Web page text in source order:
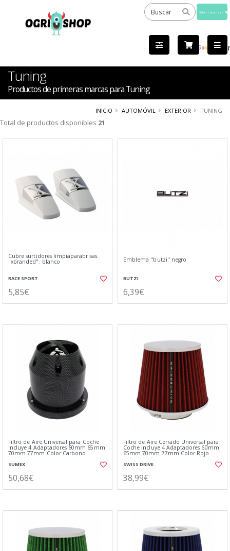
by
Tuning
Productos de primeras marcas para Tuning
INICIO AUTOMÓVIL EXTERIOR TUNING
Total de productos disponibles 21
Cubre surtidores limpiaparabrisas.
"xbranded". blanco
RACE SPORT
5,85€
Emblema "butzi" negro
BUTZI
6,39€
Filtro de Aire Universal para Coche
Incluye 4 Adaptadores 60mm 65mm
70mm 77mm Color Carbono
SUMEX
50,68€
Filtro de Aire Cerrado Universal para
Coche Incluye 4 Adaptadores 60mm
65mm 70mm 77mm Color Rojo
SWISS DRIVE
38,99€